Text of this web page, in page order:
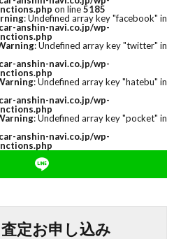
on line5185
: Undefined array key "facebook" in
anshin-navi.co.jp/wp-
: Undefined array key "twitter" in
anshin-navi.co.jp/wp-
: Undefined array key "hatebu" in
anshin-navi.co.jp/wp-
: Undefined array key "pocket" in
anshin-navi.co.jp/wp-
定お申し込み